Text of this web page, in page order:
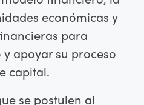
económicas y
para
apoyar su proceso
capital.
se postulen al